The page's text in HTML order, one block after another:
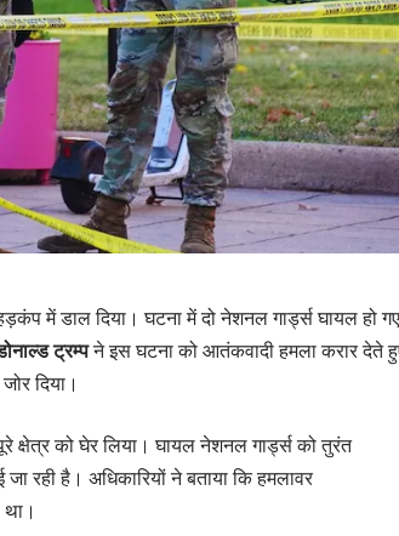
में डाल दिया। घटना में दो नेशनल गार्ड्स घायल हो
ट्रम्पने इस घटना को आतंकवादी हमला करार देते
दिया।
क्षेत्र को घेर लिया। घायल नेशनल गार्ड्स को तुरंत
रही है। अधिकारियों ने बताया कि हमलावर